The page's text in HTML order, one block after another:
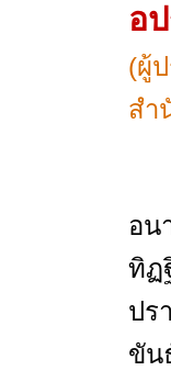
อ
(ผู้
สำ
[
อน
ทิฏ
ปร
ขัน